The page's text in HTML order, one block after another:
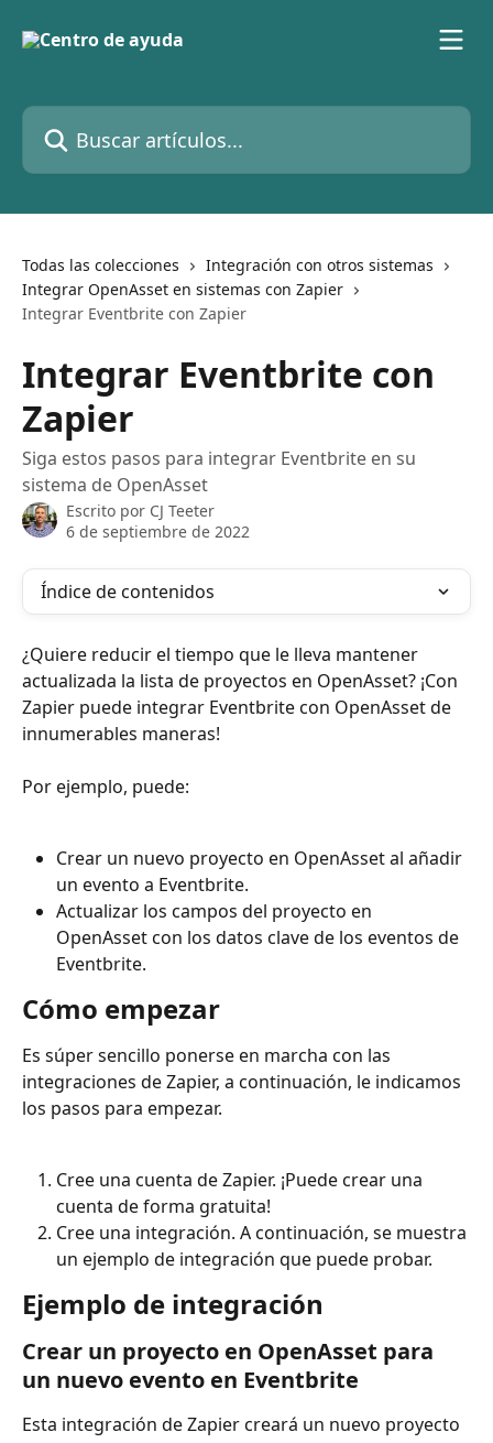
Buscar artículos...
Todas las colecciones
Integración con otros sistemas
Integrar OpenAsset en sistemas con Zapier
Integrar Eventbrite con Zapier
Integrar Eventbrite con
Zapier
Siga estos pasos para integrar Eventbrite en su
sistema de OpenAsset
Escrito por CJ Teeter
6 de septiembre de 2022
Índice de contenidos
¿Quiere reducir el tiempo que le lleva mantener
actualizada la lista de proyectos en OpenAsset? ¡Con
Zapier puede integrar Eventbrite con OpenAsset de
innumerables maneras!
Por ejemplo, puede:
Crear un nuevo proyecto en OpenAsset al añadir
un evento a Eventbrite.
Actualizar los campos del proyecto en
OpenAsset con los datos clave de los eventos de
Eventbrite.
Cómo empezar
Es súper sencillo ponerse en marcha con las
integraciones de Zapier, a continuación, le indicamos
los pasos para empezar.
Cree una cuenta de Zapier. ¡Puede crear una
cuenta de forma gratuita!
Cree una integración. A continuación, se muestra
un ejemplo de integración que puede probar.
Ejemplo de integración
Crear un proyecto en OpenAsset para
un nuevo evento en Eventbrite
Esta integración de Zapier creará un nuevo proyecto